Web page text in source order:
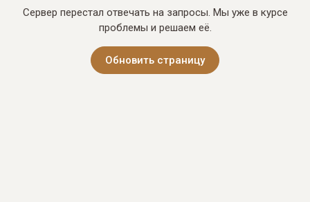
Сервер перестал отвечать на запросы. Мы уже в курсе
проблемы и решаем её.
Обновить страницу